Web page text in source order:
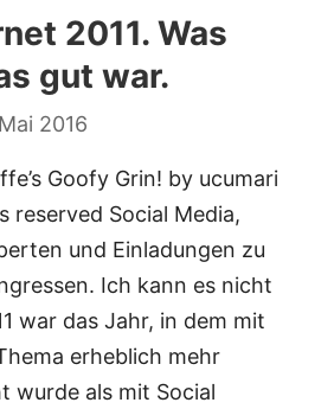
2011. Was
gut war.
2016
Goofy Grin! by ucumari
reserved Social Media,
und Einladungen zu
Ich kann es nicht
war das Jahr, in dem mit
erheblich mehr
wurde als mit Social